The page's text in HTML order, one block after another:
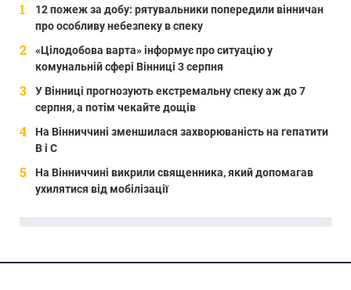
12 пожеж за добу: рятувальники попередили вінничан
про особливу небезпеку в спеку
«Цілодобова варта» інформує про ситуацію у
комунальній сфері Вінниці 3 серпня
У Вінниці прогнозують екстремальну спеку аж до 7
серпня, а потім чекайте дощів
На Вінниччині зменшилася захворюваність на гепатити
В і С
На Вінниччині викрили священника, який допомагав
ухилятися від мобілізації